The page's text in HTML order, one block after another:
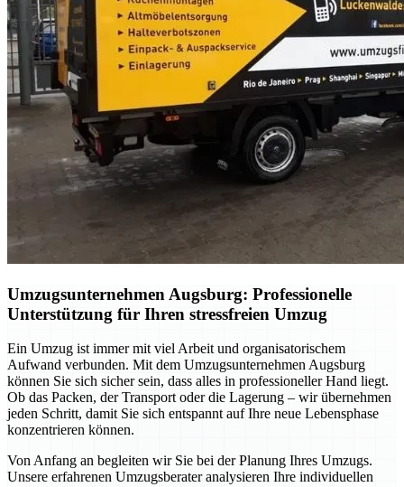
Umzugsunternehmen Augsburg: Professionelle
Unterstützung für Ihren stressfreien Umzug
Ein Umzug ist immer mit viel Arbeit und organisatorischem
Aufwand verbunden. Mit dem Umzugsunternehmen Augsburg
können Sie sich sicher sein, dass alles in professioneller Hand liegt.
Ob das Packen, der Transport oder die Lagerung – wir übernehmen
jeden Schritt, damit Sie sich entspannt auf Ihre neue Lebensphase
konzentrieren können.
Von Anfang an begleiten wir Sie bei der Planung Ihres Umzugs.
Unsere erfahrenen Umzugsberater analysieren Ihre individuellen